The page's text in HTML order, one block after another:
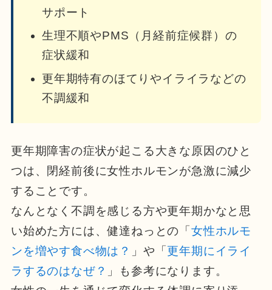
サポート
生理不順やPMS（月経前症候群）の
症状緩和
更年期特有のほてりやイライラなどの
不調緩和
更年期障害の症状が起こる大きな原因のひと
つは、閉経前後に女性ホルモンが急激に減少
することです。
なんとなく不調を感じる方や更年期かなと思
い始めた方には、健達ねっとの「女性ホルモ
ンを増やす食べ物は？
」や「更年期にイライ
ラするのはなぜ？ 」も参考になります。